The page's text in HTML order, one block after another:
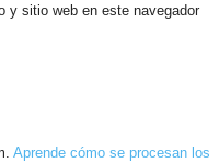
y sitio web en este navegador
Aprende cómo se procesan los